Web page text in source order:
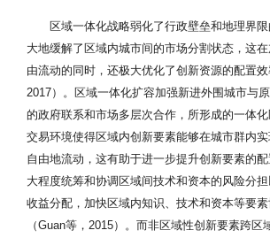
区域一体化战略弱化了行政壁垒和地理界限
大地缓解了区域内城市间的市场分割状态，这
由流动的同时，还极大优化了创新资源的配置效
2017）。区域一体化扩容加强新进外围城市与
的政府联系和市场多层次合作，所形成的一体
交易环境使得区域内创新要素能够在城市群内
自由地流动，这有助于进一步提升创新要素的
大程度统筹和协调区域间技术和资本的风险分
收益分配，加快区域内知识、技术和资本等要
（Guan等，2015）。而非区域性创新要素跨区